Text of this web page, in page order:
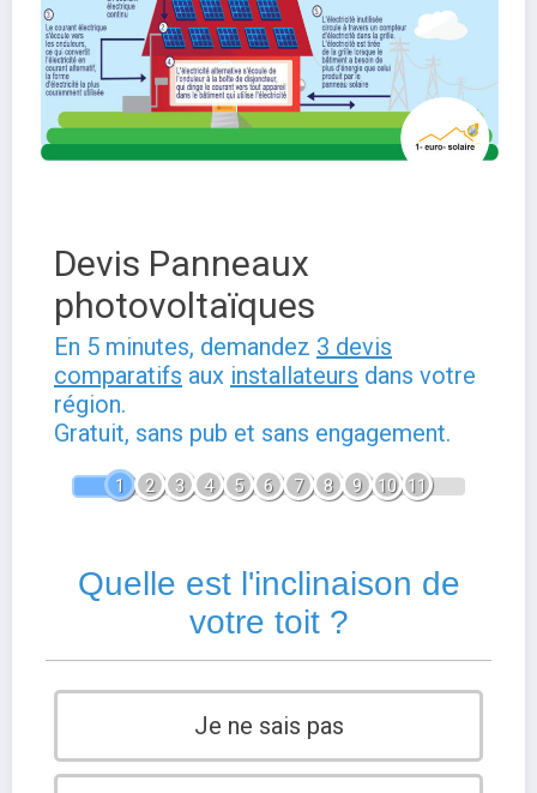
Devis Panneaux
photovoltaïques
En 5 minutes, demandez 3 devis
comparatifs aux installateurs dans votre
région.
Gratuit, sans pub et sans engagement.
1 2 3 4 5 6 7 8 9 10 11
Quelle est l'inclinaison de
votre toit ?
Je ne sais pas